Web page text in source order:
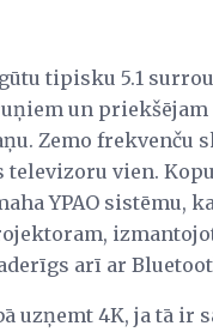
tipisku 5.1
un
Zemo frekvenču
vien.
YPAO sistēmu,
arī ar
uzņemt 4K, ja tā ir